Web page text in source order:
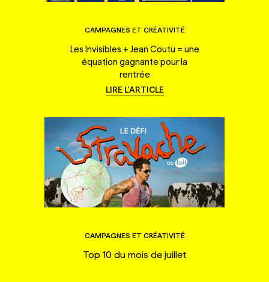
CAMPAGNES ET CRÉATIVITÉ
Les Invisibles + Jean Coutu = une
équation gagnante pour la
rentrée
LIRE L'ARTICLE
CAMPAGNES ET CRÉATIVITÉ
Top 10 du mois de juillet